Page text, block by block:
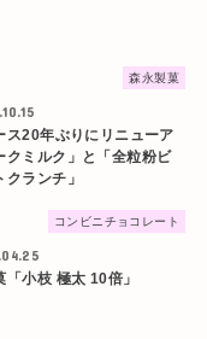
森永製菓
ス20年ぶりにリニューア
クミルク」と「全粒粉ビ
クランチ」
コンビニチョコレート
「小枝 極太 10倍」